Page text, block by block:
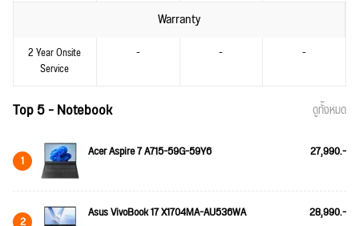
Warranty
2 Year Onsite
Service
- - -
Top 5 - Notebook ดูทั้งหมด
1 Acer Aspire 7 A715-59G-59Y6 27,990.-
2 Asus VivoBook 17 X1704MA-AU536WA 28,990.-